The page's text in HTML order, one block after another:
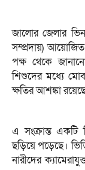
জালোর জেলার
সম্প্রদায়)
পক্ষ থেকে
শিশুদের মধ্যে
ক্ষতির আশঙ্কা
এ সংক্রান্ত একটি
ছড়িয়ে পড়েছে।
নারীদের